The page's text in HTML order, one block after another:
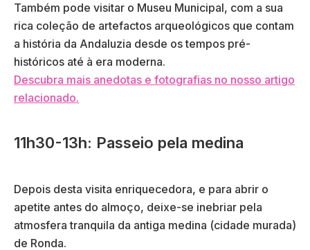
Também pode visitar o Museu Municipal, com a sua
rica coleção de artefactos arqueológicos que contam
a história da Andaluzia desde os tempos pré-
históricos até à era moderna.
Descubra mais anedotas e fotografias no nosso artigo
relacionado.
11h30-13h: Passeio pela medina
Depois desta visita enriquecedora, e para abrir o
apetite antes do almoço, deixe-se inebriar pela
atmosfera tranquila da antiga medina (cidade murada)
de Ronda.